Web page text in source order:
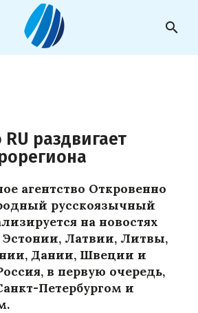
search
раздвигает
агентство Откровенно
русскоязычный
на новостях
Эстонии, Латвии, Литвы,
Дании, Швеции и
в первую очередь,
Петербургом и